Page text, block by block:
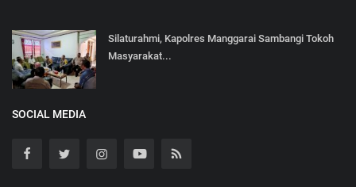
Silaturahmi, Kapolres Manggarai Sambangi Tokoh
Masyarakat...
SOCIAL MEDIA